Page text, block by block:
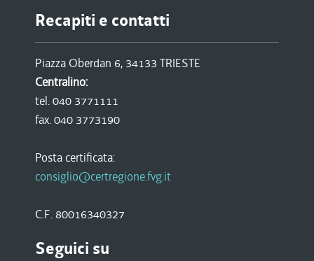
Recapiti e contatti
Piazza Oberdan 6, 34133 TRIESTE
Centralino:
tel. 040 3771111
fax. 040 3773190
Posta certificata:
consiglio@certregione.fvg.it
C.F. 80016340327
Seguici su